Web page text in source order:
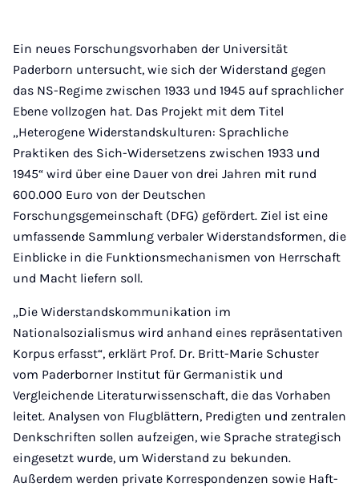
Ein neues Forschungsvorhaben der Universität
Paderborn untersucht, wie sich der Widerstand gegen
das NS-Regime zwischen 1933 und 1945 auf sprachlicher
Ebene vollzogen hat. Das Projekt mit dem Titel
„Heterogene Widerstandskulturen: Sprachliche
Praktiken des Sich-Widersetzens zwischen 1933 und
1945“ wird über eine Dauer von drei Jahren mit rund
600.000 Euro von der Deutschen
Forschungsgemeinschaft (DFG) gefördert. Ziel ist eine
umfassende Sammlung verbaler Widerstandsformen, die
Einblicke in die Funktionsmechanismen von Herrschaft
und Macht liefern soll.
„Die Widerstandskommunikation im
Nationalsozialismus wird anhand eines repräsentativen
Korpus erfasst“, erklärt Prof. Dr. Britt-Marie Schuster
vom Paderborner Institut für Germanistik und
Vergleichende Literaturwissenschaft, die das Vorhaben
leitet. Analysen von Flugblättern, Predigten und zentralen
Denkschriften sollen aufzeigen, wie Sprache strategisch
eingesetzt wurde, um Widerstand zu bekunden.
Außerdem werden private Korrespondenzen sowie Haft-